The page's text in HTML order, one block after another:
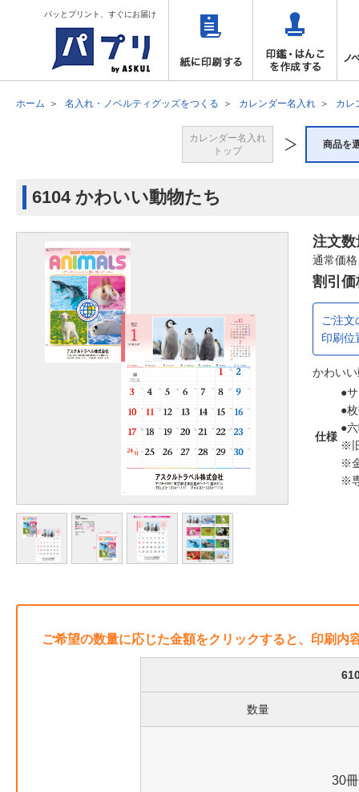
パッとプリント、すぐにお届け
ホーム 名入れ・ノベルティグッズをつくる カレンダー名入れ カレ
カレンダー名入れ
トップ
商品を
6104 かわいい動物たち
注文数
通常価格
割引価
ご注文
印刷位
かわい
仕様
●
●
●
※
※
※
ご希望の数量に応じた金額をクリックすると、印刷内
数量
30冊